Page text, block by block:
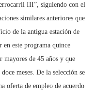
III”, siguiendo con el
similares anteriores que
de la antigua estación de
este programa quince
mayores de 45 años y que
meses. De la selección se
oferta de empleo de acuerdo